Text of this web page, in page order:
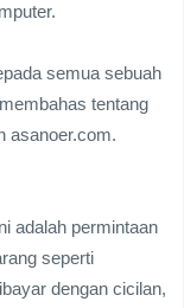
semua sebuah
tentang
asanoer.com.
adalah permintaan
seperti
dengan cicilan,